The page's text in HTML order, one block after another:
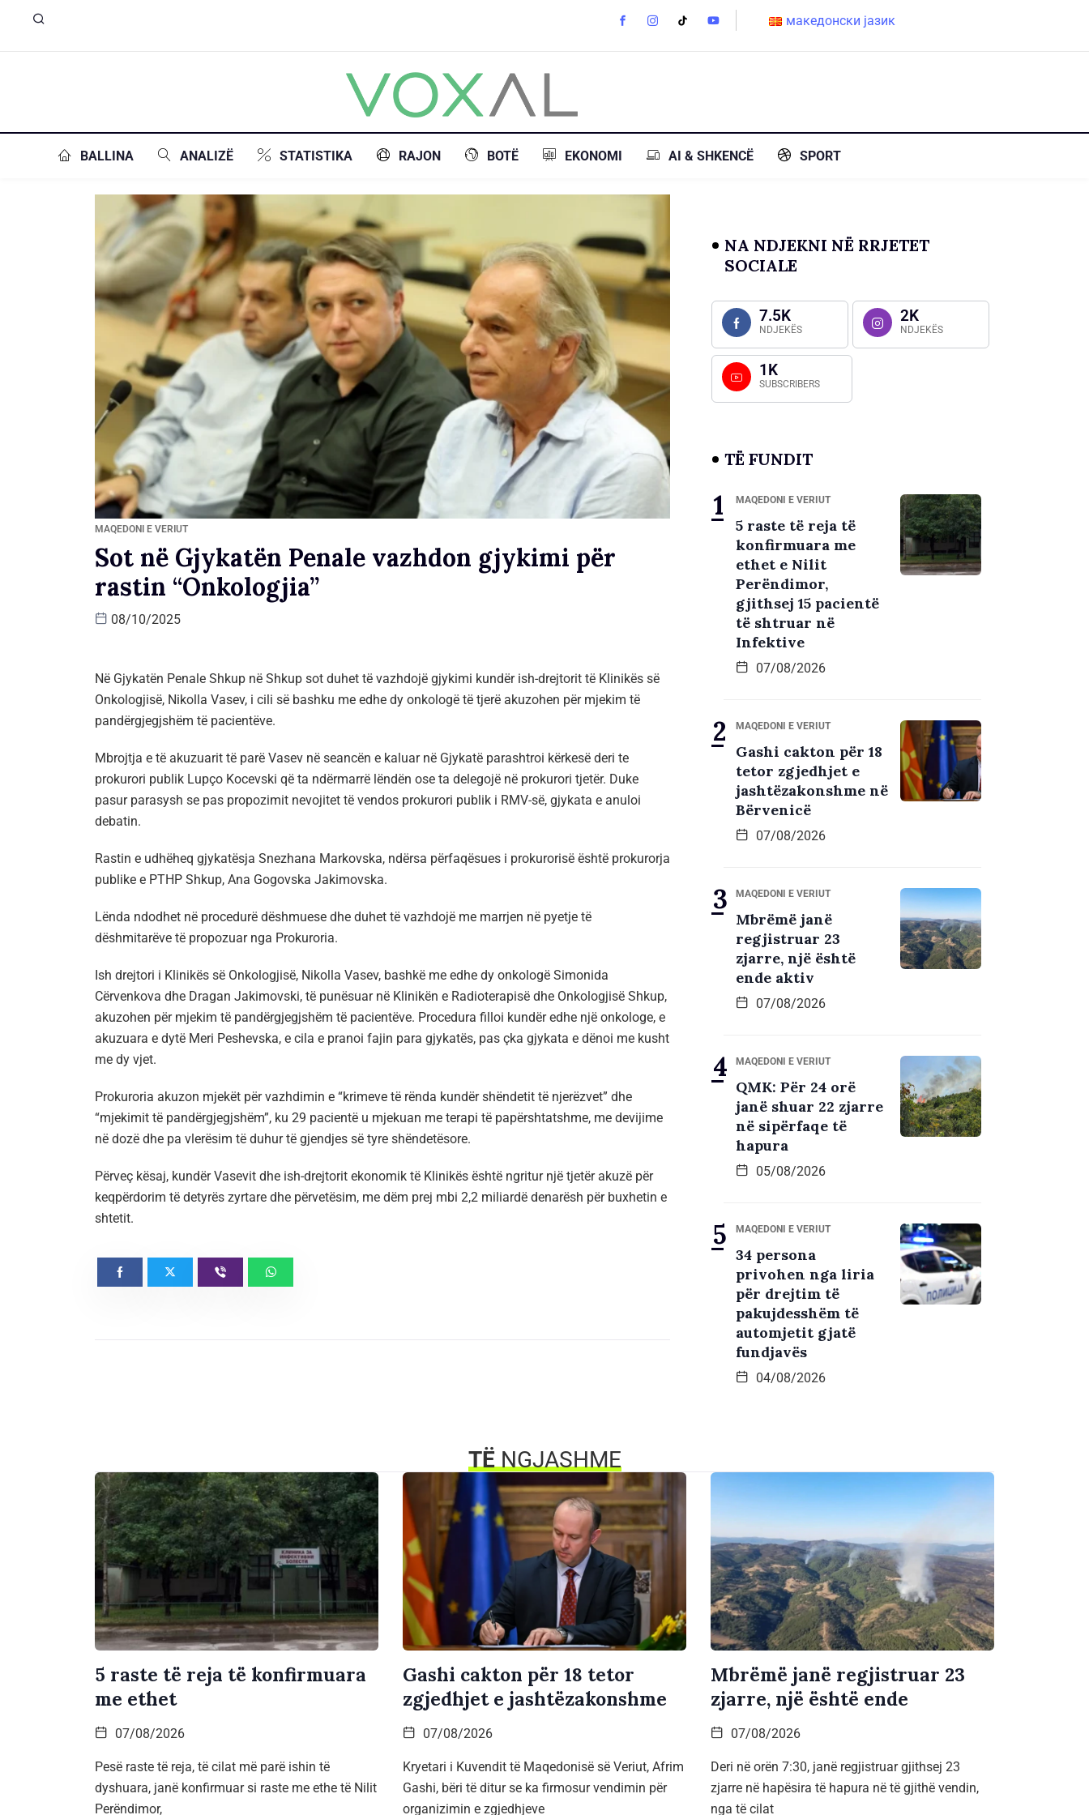
македонски јазик
BALLINA ANALIZË STATISTIKA RAJON BOTË EKONOMI AI & SHKENCË SPORT
MAQEDONI E VERIUT
Sot në Gjykatën Penale vazhdon gjykimi për
rastin “Onkologjia”
08/10/2025
Në Gjykatën Penale Shkup në Shkup sot duhet të vazhdojë gjykimi kundër ish-drejtorit të Klinikës së
Onkologjisë, Nikolla Vasev, i cili së bashku me edhe dy onkologë të tjerë akuzohen për mjekim të
pandërgjegjshëm të pacientëve.
Mbrojtja e të akuzuarit të parë Vasev në seancën e kaluar në Gjykatë parashtroi kërkesë deri te
prokurori publik Lupço Kocevski që ta ndërmarrë lëndën ose ta delegojë në prokurori tjetër. Duke
pasur parasysh se pas propozimit nevojitet të vendos prokurori publik i RMV-së, gjykata e anuloi
debatin.
Rastin e udhëheq gjykatësja Snezhana Markovska, ndërsa përfaqësues i prokurorisë është prokurorja
publike e PTHP Shkup, Ana Gogovska Jakimovska.
Lënda ndodhet në procedurë dëshmuese dhe duhet të vazhdojë me marrjen në pyetje të
dëshmitarëve të propozuar nga Prokuroria.
Ish drejtori i Klinikës së Onkologjisë, Nikolla Vasev, bashkë me edhe dy onkologë Simonida
Cërvenkova dhe Dragan Jakimovski, të punësuar në Klinikën e Radioterapisë dhe Onkologjisë Shkup,
akuzohen për mjekim të pandërgjegjshëm të pacientëve. Procedura filloi kundër edhe një onkologe, e
akuzuara e dytë Meri Peshevska, e cila e pranoi fajin para gjykatës, pas çka gjykata e dënoi me kusht
me dy vjet.
Prokuroria akuzon mjekët për vazhdimin e “krimeve të rënda kundër shëndetit të njerëzvet” dhe
“mjekimit të pandërgjegjshëm”, ku 29 pacientë u mjekuan me terapi të papërshtatshme, me devijime
në dozë dhe pa vlerësim të duhur të gjendjes së tyre shëndetësore.
Përveç kësaj, kundër Vasevit dhe ish-drejtorit ekonomik të Klinikës është ngritur një tjetër akuzë për
keqpërdorim të detyrës zyrtare dhe përvetësim, me dëm prej mbi 2,2 miliardë denarësh për buxhetin e
shtetit.
NA NDJEKNI NË RRJETET
SOCIALE
7.5K
NDJEKËS
2K
NDJEKËS
1K
SUBSCRIBERS
TË FUNDIT
MAQEDONI E VERIUT
5 raste të reja të
konfirmuara me
ethet e Nilit
Perëndimor,
gjithsej 15 pacientë
të shtruar në
Infektive
07/08/2026
MAQEDONI E VERIUT
Gashi cakton për 18
tetor zgjedhjet e
jashtëzakonshme në
Bërvenicë
07/08/2026
MAQEDONI E VERIUT
Mbrëmë janë
regjistruar 23
zjarre, një është
ende aktiv
07/08/2026
MAQEDONI E VERIUT
QMK: Për 24 orë
janë shuar 22 zjarre
në sipërfaqe të
hapura
05/08/2026
MAQEDONI E VERIUT
34 persona
privohen nga liria
për drejtim të
pakujdesshëm të
automjetit gjatë
fundjavës
04/08/2026
TËNGJASHME
5 raste të reja të konfirmuara
me ethet
07/08/2026
Pesë raste të reja, të cilat më parë ishin të
dyshuara, janë konfirmuar si raste me ethe të Nilit
Perëndimor,
Gashi cakton për 18 tetor
zgjedhjet e jashtëzakonshme
07/08/2026
Kryetari i Kuvendit të Maqedonisë së Veriut, Afrim
Gashi, bëri të ditur se ka firmosur vendimin për
organizimin e zgjedhjeve
Mbrëmë janë regjistruar 23
zjarre, një është ende
07/08/2026
Deri në orën 7:30, janë regjistruar gjithsej 23
zjarre në hapësira të hapura në të gjithë vendin,
nga të cilat